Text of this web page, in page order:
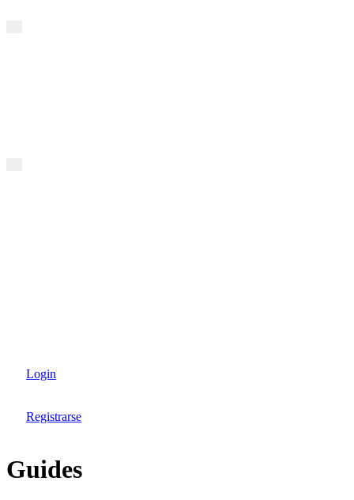
Login
Registrarse
Guides